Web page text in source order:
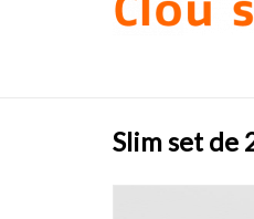
Slim set de